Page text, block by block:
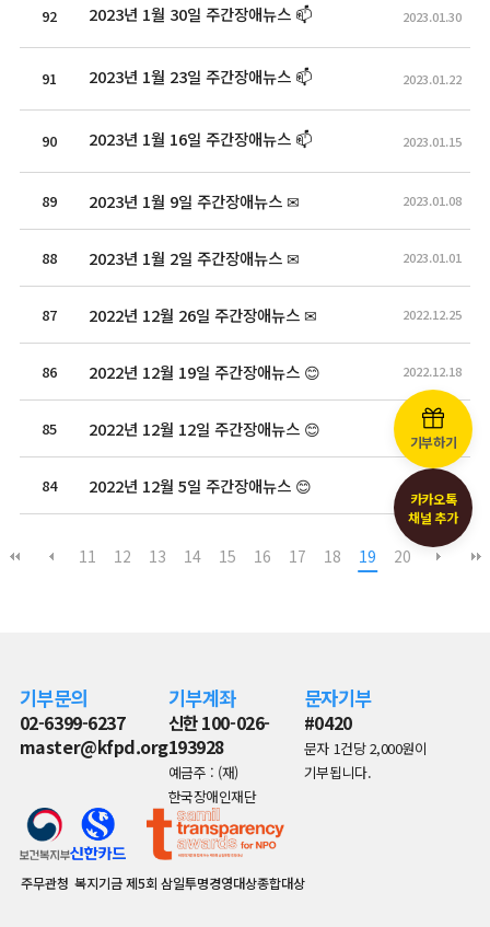
92 2023년 1월 30일 주간장애뉴스 📫 2023.01.30
91 2023년 1월 23일 주간장애뉴스 📫 2023.01.22
90 2023년 1월 16일 주간장애뉴스 📫 2023.01.15
89 2023년 1월 9일 주간장애뉴스 ✉ 2023.01.08
88 2023년 1월 2일 주간장애뉴스 ✉ 2023.01.01
87 2022년 12월 26일 주간장애뉴스 ✉ 2022.12.25
86 2022년 12월 19일 주간장애뉴스 😊 2022.12.18
85 2022년 12월 12일 주간장애뉴스 😊 2022.12.11
84 2022년 12월 5일 주간장애뉴스 😊 2022.12.04
11 12 13 14 15 16 17 18 19 20
기부하기
카카오톡
채널 추가
기부문의
02-6399-6237
master@kfpd.org
기부계좌
신한 100-026-
193928
예금주 : (재)
한국장애인재단
문자기부
#0420
문자 1건당 2,000원이
기부됩니다.
주무관청 복지기금제5회 삼일투명경영대상종합대상